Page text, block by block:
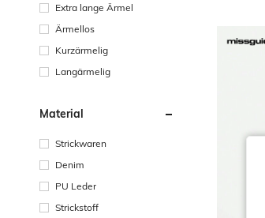
Extra lange Ärmel
Ärmellos
Kurzärmelig
Langärmelig
Material
Strickwaren
Denim
PU Leder
Strickstoff